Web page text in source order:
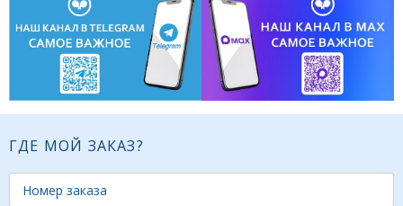
ГДЕ МОЙ ЗАКАЗ?